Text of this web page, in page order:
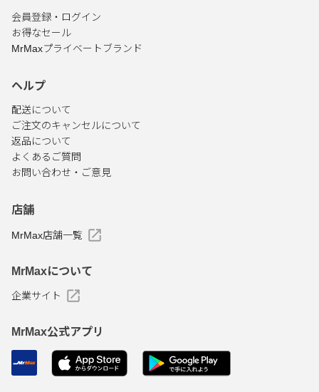
会員登録・ログイン
お得なセール
MrMaxプライベートブランド
ヘルプ
配送について
ご注文のキャンセルについて
返品について
よくあるご質問
お問い合わせ・ご意見
店舗
MrMax店舗一覧
MrMaxについて
企業サイト
MrMax公式アプリ